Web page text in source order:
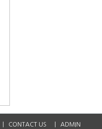
CONTACT US ADMIN